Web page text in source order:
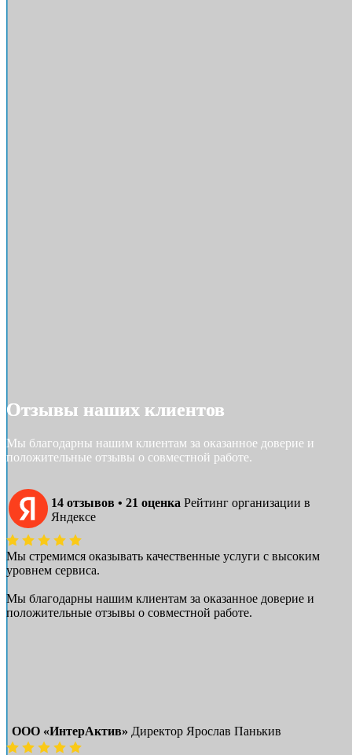
Отзывы наших клиентов
Мы благодарны нашим клиентам за оказанное доверие и
положительные отзывы о совместной работе.
14 отзывов • 21 оценка Рейтинг организации в
Яндексе
Мы стремимся оказывать качественные услуги с высоким
уровнем сервиса.
Мы благодарны нашим клиентам за оказанное доверие и
положительные отзывы о совместной работе.
ООО «ИнтерАктив» Директор Ярослав Панькив